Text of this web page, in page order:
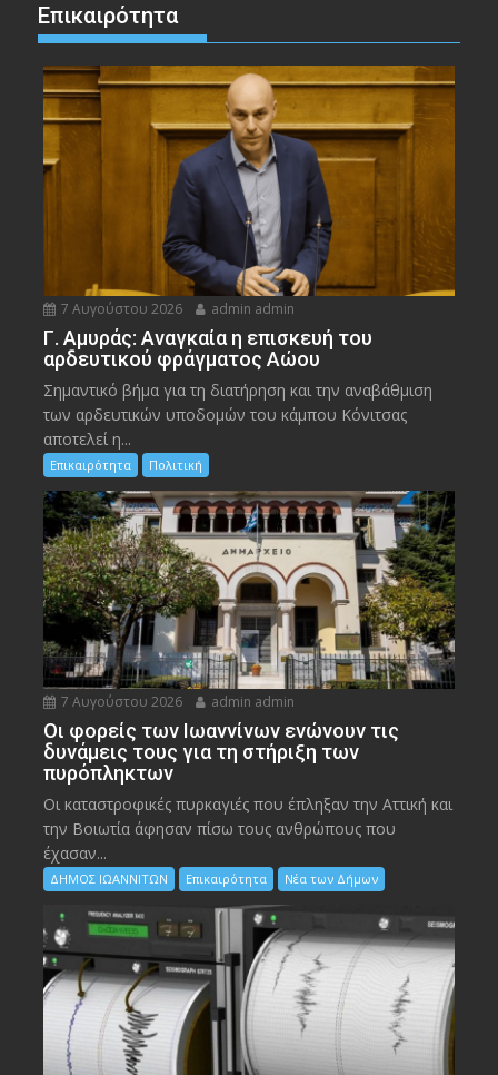
Επικαιρότητα
7 Αυγούστου 2026 admin admin
Γ. Αμυράς: Αναγκαία η επισκευή του
αρδευτικού φράγματος Αώου
Σημαντικό βήμα για τη διατήρηση και την αναβάθμιση
των αρδευτικών υποδομών του κάμπου Κόνιτσας
αποτελεί η...
Επικαιρότητα Πολιτική
7 Αυγούστου 2026 admin admin
Οι φορείς των Ιωαννίνων ενώνουν τις
δυνάμεις τους για τη στήριξη των
πυρόπληκτων
Οι καταστροφικές πυρκαγιές που έπληξαν την Αττική και
την Bοιωτία άφησαν πίσω τους ανθρώπους που
έχασαν...
ΔΗΜΟΣ ΙΩΑΝΝΙΤΩΝ Επικαιρότητα Νέα των Δήμων